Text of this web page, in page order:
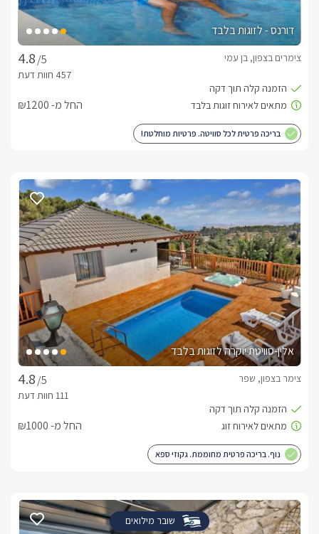
דורנס - לזוגות בלבד
/5
צימרים בצפון, בן עמי
החל מ- ₪1200
בריכה פרטית לכל סוויטה. פרטיות מוחלטת!
אלין-סוויטת יוקרה לזוגות בלבד
/5
צימר בצפון, שפר
החל מ- ₪1000
נוף. בריכה פרטית מחוממת. גקוזי ספא
שובר מילואים